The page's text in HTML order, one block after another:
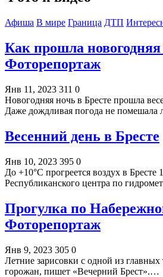
Афиша В мире Граница ДТП
Как прошла новогодняя
Фоторепортаж
Янв 11, 2023 311 0
Новогодняя ночь в Бресте прошла
Даже дождливая погода не помешала
Весенний день в Бресте
Янв 10, 2023 395 0
До +10°С прогреется воздух в Бресте
Республиканского центра по
Прогулка по
Фоторепортаж
Янв 9, 2023 305 0
Летние зарисовки с одной из
горожан, пишет «Вечерний Брест».…